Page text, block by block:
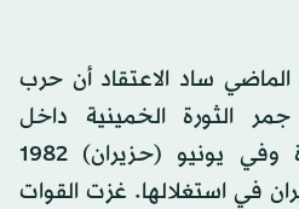
الماضي ساد الاعتقاد أن حرب
الثورة الخمينية داخل
الخريطة الإيرانية. فجأة وفي يونيو (حزيران) 1982
في استغلالها. غزت القوات